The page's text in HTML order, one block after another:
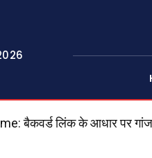
बैकवर्ड लिंक के आधार पर